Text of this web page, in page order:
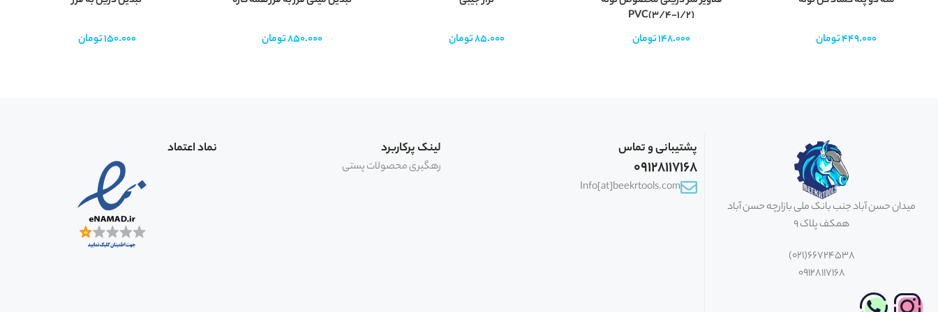
449.000تومان
PVC(3/4-1/2)
148.000تومان 85.000تومان 850.000تومان 150.000تومان
میدان حسن آباد جنب بانک ملی بازارچه حسن آباد
همکف پلاک 9
66724538(021)
09128117168
پشتیبانی و تماس
09128117168
Info[at]beekrtools.com
لینک پرکاربرد
رهگیری محصولات پستی
نماد اعتماد